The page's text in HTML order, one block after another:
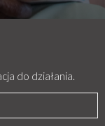
do działania.